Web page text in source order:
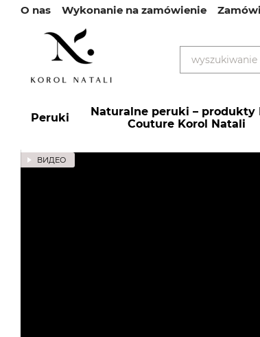
Przejdź do głównej treści
О nas Wykonanie na zamówienie
Peruki
Naturalne peruki – produkty
Couture Korol Natali
ВИДЕО